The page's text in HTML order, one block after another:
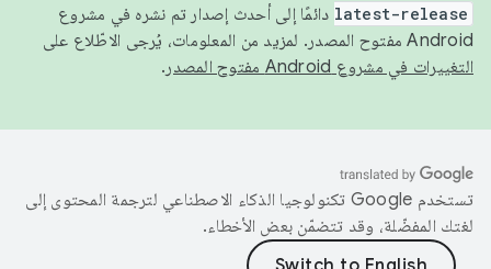
latest-release دائمًا إلى أحدث إصدار تم نشره في مشروع
Android مفتوح المصدر. لمزيد من المعلومات، يُرجى الاطّلاع على
التغييرات في مشروع Android مفتوح المصدر
.
تستخدم Google تكنولوجيا الذكاء الاصطناعي لترجمة المحتوى إلى
لغتك المفضّلة، وقد تتضمّن بعض الأخطاء.